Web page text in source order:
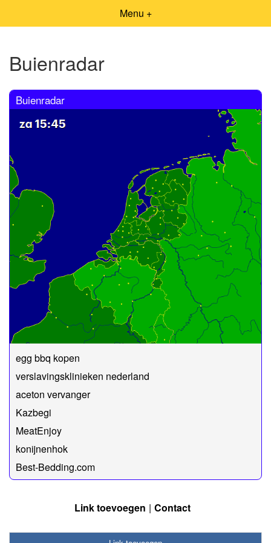
Menu +
Buienradar
Buienradar
egg bbq kopen
verslavingsklinieken nederland
aceton vervanger
Kazbegi
MeatEnjoy
konijnenhok
Best-Bedding.com
Link toevoegen Contact